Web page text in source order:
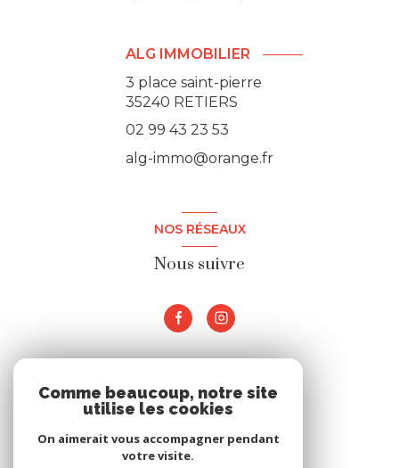
ALG IMMOBILIER
3 place saint-pierre
35240 RETIERS
02 99 43 23 53
alg-immo@orange.fr
NOS RÉSEAUX
Nous suivre
ADHÉRENTS
Nous adhérons
Comme beaucoup, notre site
utilise les cookies
On aimerait vous accompagner pendant
votre visite.